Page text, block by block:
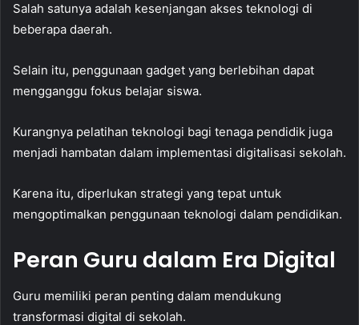
Salah satunya adalah kesenjangan akses teknologi di
beberapa daerah.
Selain itu, penggunaan gadget yang berlebihan dapat
mengganggu fokus belajar siswa.
Kurangnya pelatihan teknologi bagi tenaga pendidik juga
menjadi hambatan dalam implementasi digitalisasi sekolah.
Karena itu, diperlukan strategi yang tepat untuk
mengoptimalkan penggunaan teknologi dalam pendidikan.
Peran Guru dalam Era Digital
Guru memiliki peran penting dalam mendukung
transformasi digital di sekolah.